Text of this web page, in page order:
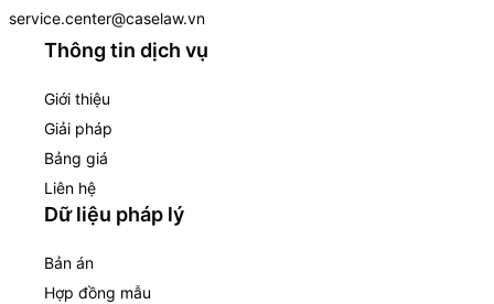
service.center@caselaw.vn
Thông tin dịch vụ
Giới thiệu
Giải pháp
Bảng giá
Liên hệ
Dữ liệu pháp lý
Bản án
Hợp đồng mẫu